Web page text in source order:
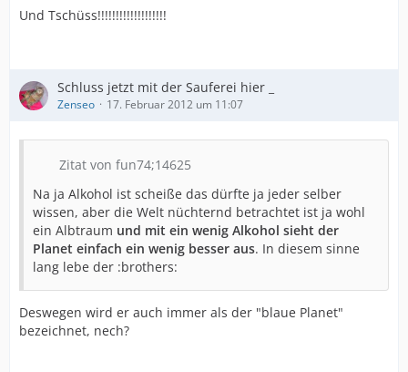
Und Tschüss!!!!!!!!!!!!!!!!!!!
Schluss jetzt mit der Sauferei hier _
Zenseo 17. Februar 2012 um 11:07
Zitat von fun74;14625
Na ja Alkohol ist scheiße das dürfte ja jeder selber
wissen, aber die Welt nüchternd betrachtet ist ja wohl
ein Albtraum und mit ein wenig Alkohol sieht der
Planet einfach ein wenig besser aus. In diesem sinne
lang lebe der :brothers:
Deswegen wird er auch immer als der "blaue Planet"
bezeichnet, nech?